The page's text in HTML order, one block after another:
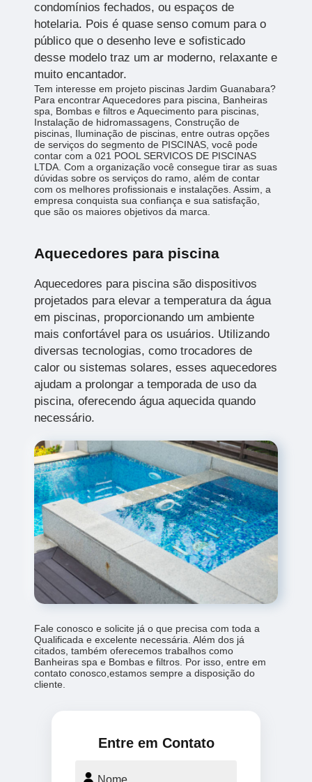
condomínios fechados, ou espaços de
hotelaria. Pois é quase senso comum para o
público que o desenho leve e sofisticado
desse modelo traz um ar moderno, relaxante e
muito encantador.
Tem interesse em projeto piscinas Jardim Guanabara?
Para encontrar Aquecedores para piscina, Banheiras
spa, Bombas e filtros e Aquecimento para piscinas,
Instalação de hidromassagens, Construção de
piscinas, Iluminação de piscinas, entre outras opções
de serviços do segmento de PISCINAS, você pode
contar com a 021 POOL SERVICOS DE PISCINAS
LTDA. Com a organização você consegue tirar as suas
dúvidas sobre os serviços do ramo, além de contar
com os melhores profissionais e instalações. Assim, a
empresa conquista sua confiança e sua satisfação,
que são os maiores objetivos da marca.
Aquecedores para piscina
Aquecedores para piscina são dispositivos
projetados para elevar a temperatura da água
em piscinas, proporcionando um ambiente
mais confortável para os usuários. Utilizando
diversas tecnologias, como trocadores de
calor ou sistemas solares, esses aquecedores
ajudam a prolongar a temporada de uso da
piscina, oferecendo água aquecida quando
necessário.
Fale conosco e solicite já o que precisa com toda a
Qualificada e excelente necessária. Além dos já
citados, também oferecemos trabalhos como
Banheiras spa e Bombas e filtros. Por isso, entre em
contato conosco,estamos sempre a disposição do
cliente.
Entre em Contato